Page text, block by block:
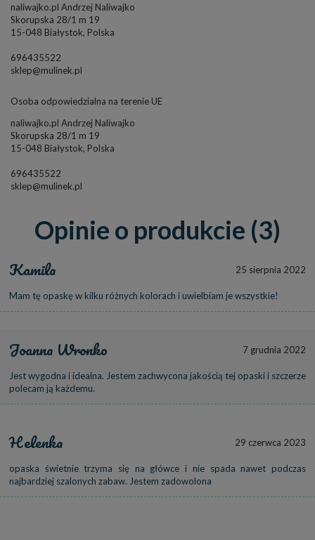
naliwajko.pl Andrzej Naliwajko
Skorupska 28/1 m 19
15-048 Białystok, Polska
696435522
sklep@mulinek.pl
Osoba odpowiedzialna na terenie UE
naliwajko.pl Andrzej Naliwajko
Skorupska 28/1 m 19
15-048 Białystok, Polska
696435522
sklep@mulinek.pl
Opinie o produkcie (3)
Kamila 25 sierpnia 2022
Mam tę opaskę w kilku różnych kolorach i uwielbiam je wszystkie!
Joanna Wronko 7 grudnia 2022
Jest wygodna i idealna. Jestem zachwycona jakością tej opaski i szczerze
polecam ją każdemu.
Helenka 29 czerwca 2023
opaska świetnie trzyma się na główce i nie spada nawet podczas
najbardziej szalonych zabaw. Jestem zadowolona